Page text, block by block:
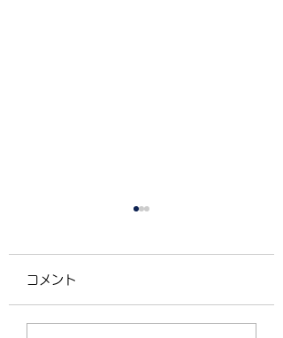
コメント